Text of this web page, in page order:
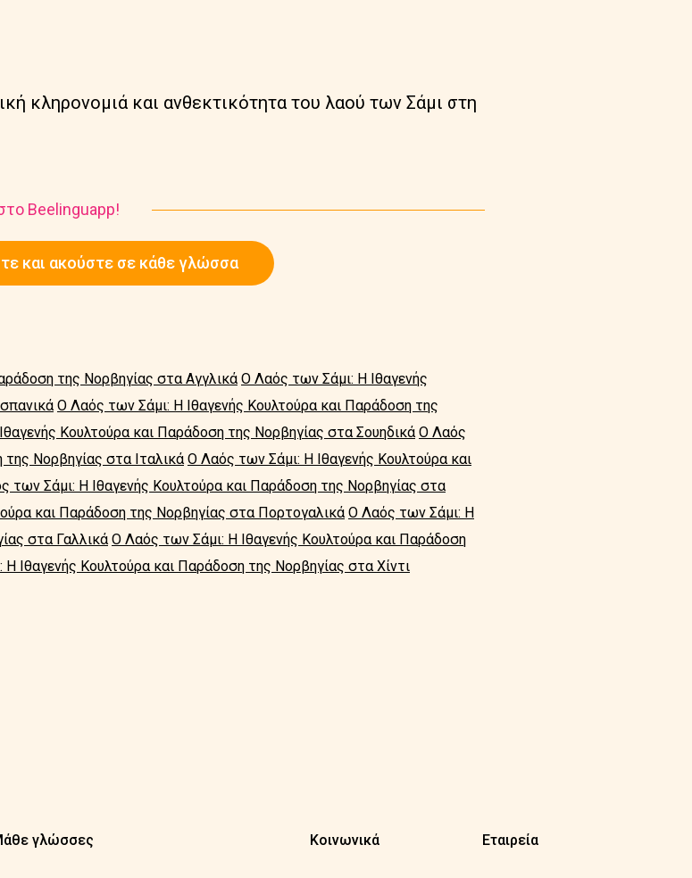
κληρονομιά και ανθεκτικότητα του λαού των Σάμι στη
Beelinguapp!
και ακούστε σε κάθε γλώσσα
της Νορβηγίας στα Αγγλικά Ο Λαός των Σάμι: Η Ιθαγενής
Ο Λαός των Σάμι: Η Ιθαγενής Κουλτούρα και Παράδοση της
Κουλτούρα και Παράδοση της Νορβηγίας στα Σουηδικά Ο Λαός
Νορβηγίας στα Ιταλικά Ο Λαός των Σάμι: Η Ιθαγενής Κουλτούρα και
των Σάμι: Η Ιθαγενής Κουλτούρα και Παράδοση της Νορβηγίας στα
και Παράδοση της Νορβηγίας στα Πορτογαλικά Ο Λαός των Σάμι: Η
στα Γαλλικά Ο Λαός των Σάμι: Η Ιθαγενής Κουλτούρα και Παράδοση
Ιθαγενής Κουλτούρα και Παράδοση της Νορβηγίας στα Χίντι
γλώσσες Κοινωνικά Εταιρεία